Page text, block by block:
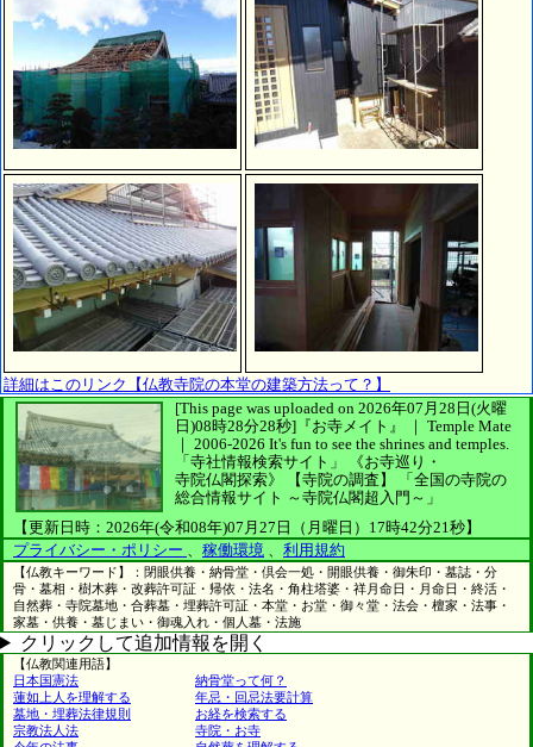
詳細はこのリンク【仏教寺院の本堂の建築方法って？】
[This page was uploaded on 2026年07月28日(火曜
日)08時28分28秒] 『お寺メイト』 ｜ Temple Mate
｜ 2006-2026 It's fun to see the shrines and temples.
「寺社情報検索サイト」
《お寺巡り・
寺院仏閣探索》
【寺院の調査】
「全国の寺院の
総合情報サイト ～寺院仏閣超入門～」
【更新日時：2026年(令和08年)07月27日（月曜日）17時42分21秒】
プライバシー・ポリシー
稼働環境 利用規約
【仏教キーワード】：閉眼供養・納骨堂・倶会一処・開眼供養・御朱印・墓誌・分
骨・墓相・樹木葬・改葬許可証・帰依・法名・角柱塔婆・祥月命日・月命日・終活・
自然葬・寺院墓地・合葬墓・埋葬許可証・本堂・お堂・御々堂・法会・檀家・法事・
家墓・供養・墓じまい・御魂入れ・個人墓・法施
クリックして追加情報を開く
【仏教関連用語】
日本国憲法
納骨堂って何？
蓮如上人を理解する
年忌・回忌法要計算
墓地・埋葬法律規則
お経を検索する
宗教法人法
寺院・お寺